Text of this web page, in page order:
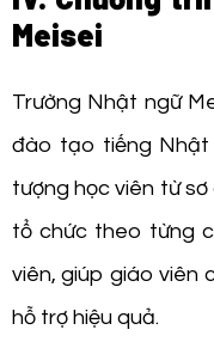
Meisei
Trường Nhật ngữ
đào tạo tiếng Nhật
tượng học viên từ
tổ chức theo từng
viên, giúp giáo viên
hỗ trợ hiệu quả.